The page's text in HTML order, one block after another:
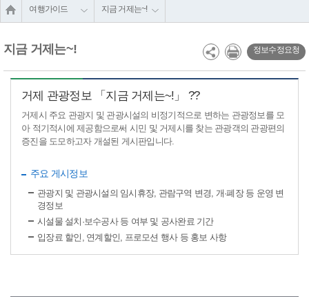
여행가이드 지금 거제는~!
지금 거제는~! 정보수정요청
거제 관광정보 「지금 거제는~!」 ??
거제시 주요 관광지 및 관광시설의 비정기적으로 변하는 관광정보를 모
아 적기적시에 제공함으로써 시민 및 거제시를 찾는 관광객의 관광편의
증진을 도모하고자 개설된 게시판입니다.
주요 게시정보
관광지 및 관광시설의 임시휴장, 관람구역 변경, 개·폐장 등 운영 변
경정보
시설물 설치·보수공사 등 여부 및 공사완료 기간
입장료 할인, 연계할인, 프로모션 행사 등 홍보 사항